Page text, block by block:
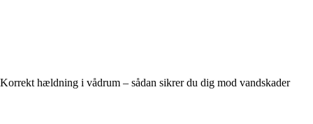
Korrekt hældning i vådrum – sådan sikrer du dig mod vandskader